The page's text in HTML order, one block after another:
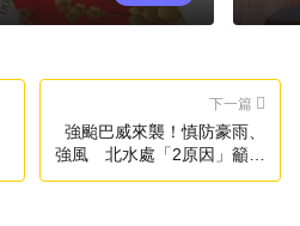
下一篇
強颱巴威來襲！慎防豪雨、
強風 北水處「2原因」籲民
眾先儲水